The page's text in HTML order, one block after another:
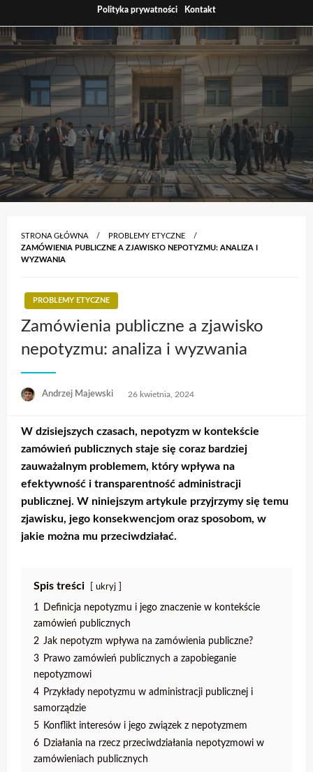
to
content
Polityka prywatności Kontakt
STRONA GŁÓWNA
PROBLEMY ETYCZNE
ZAMÓWIENIA PUBLICZNE A ZJAWISKO NEPOTYZMU: ANALIZA I
WYZWANIA
PROBLEMY ETYCZNE
Zamówienia publiczne a zjawisko
nepotyzmu: analiza i wyzwania
Andrzej Majewski
Opublikowane
26 kwietnia, 2024
W dzisiejszych czasach, nepotyzm w kontekście
zamówień publicznych staje się coraz bardziej
zauważalnym problemem, który wpływa na
efektywność i transparentność administracji
publicznej. W niniejszym artykule przyjrzymy się temu
zjawisku, jego konsekwencjom oraz sposobom, w
jakie można mu przeciwdziałać.
Spis treści ukryj
1 Definicja nepotyzmu i jego znaczenie w kontekście
zamówień publicznych
2 Jak nepotyzm wpływa na zamówienia publiczne?
3 Prawo zamówień publicznych a zapobieganie
nepotyzmowi
4 Przykłady nepotyzmu w administracji publicznej i
samorządzie
5 Konflikt interesów i jego związek z nepotyzmem
6 Działania na rzecz przeciwdziałania nepotyzmowi w
zamówieniach publicznych